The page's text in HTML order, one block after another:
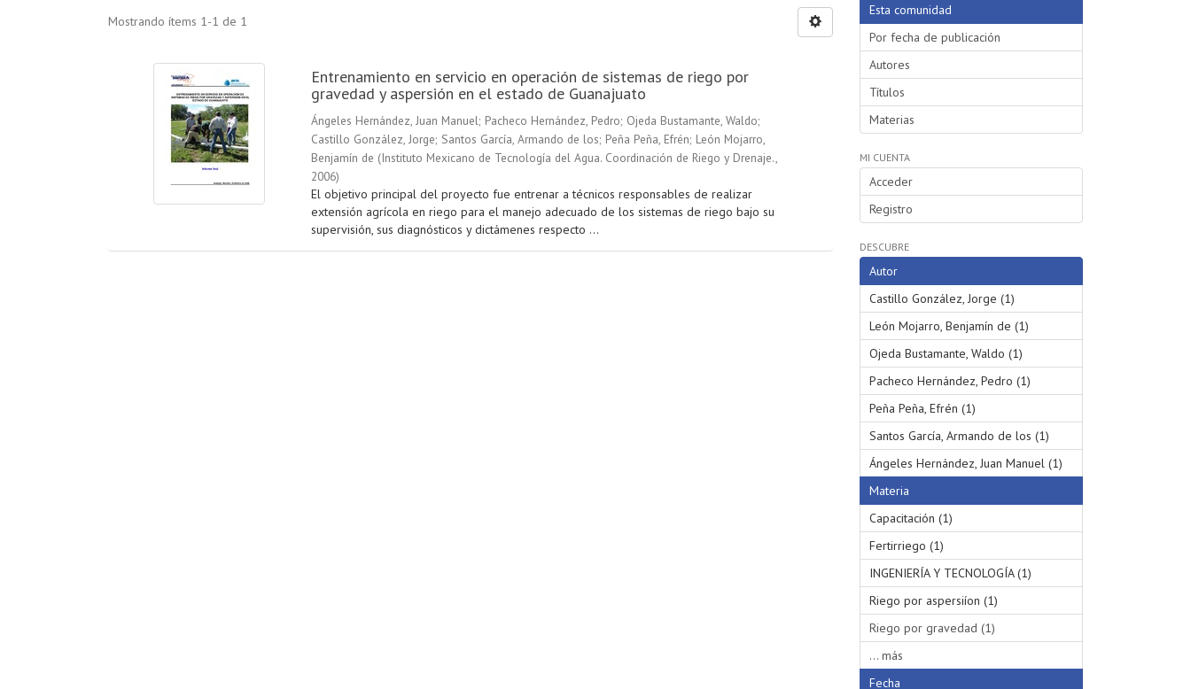
Mostrando ítems 1-1 de 1
Entrenamiento en servicio en operación de sistemas de riego por
gravedad y aspersión en el estado de Guanajuato
Ángeles Hernández, Juan Manuel; Pacheco Hernández, Pedro; Ojeda Bustamante, Waldo;
Castillo González, Jorge; Santos García, Armando de los; Peña Peña, Efrén; León Mojarro,
Benjamín de (Instituto Mexicano de Tecnología del Agua. Coordinación de Riego y Drenaje.,
2006)
El objetivo principal del proyecto fue entrenar a técnicos responsables de realizar
extensión agrícola en riego para el manejo adecuado de los sistemas de riego bajo su
supervisión, sus diagnósticos y dictámenes respecto ...
Esta comunidad
Por fecha de publicación
Autores
Títulos
Materias
MI CUENTA
Acceder
Registro
DESCUBRE
Autor
Castillo González, Jorge (1)
León Mojarro, Benjamín de (1)
Ojeda Bustamante, Waldo (1)
Pacheco Hernández, Pedro (1)
Peña Peña, Efrén (1)
Santos García, Armando de los (1)
Ángeles Hernández, Juan Manuel (1)
Materia
Capacitación (1)
Fertirriego (1)
INGENIERÍA Y TECNOLOGÍA (1)
Riego por aspersiíon (1)
Riego por gravedad (1)
... más
Fecha